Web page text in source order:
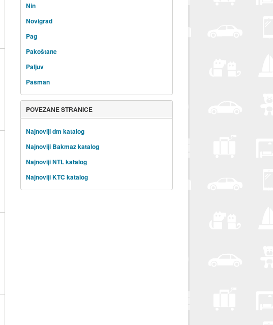
Nin
Novigrad
Pag
Pakoštane
Paljuv
Pašman
POVEZANE STRANICE
Najnoviji dm katalog
Najnoviji Bakmaz katalog
Najnoviji NTL katalog
Najnoviji KTC katalog